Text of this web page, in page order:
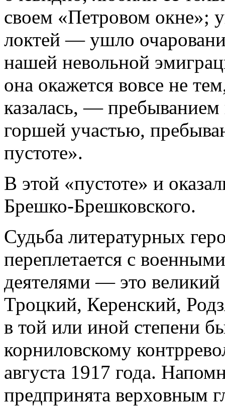
своем «Петровом окне»;
локтей — ушло
нашей невольной
она окажется вовсе не
казалась, —
горшей участью,
пустоте».
В этой «пустоте» и
Брешко-Брешковского.
Судьба литературных
переплетается с
деятелями — это великий
Троцкий, Керенский,
в той или иной степени
корниловскому
августа 1917 года.
предпринята верховным